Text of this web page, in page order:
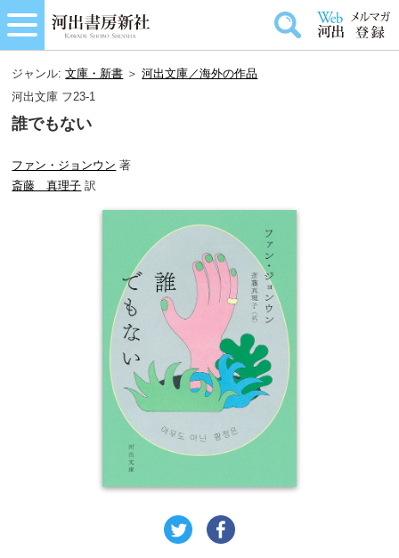
ジャンル:文庫・新書 ＞河出文庫／海外の作品
河出文庫 フ23-1
誰でもない
ファン・ジョンウン 著
斎藤 真理子 訳